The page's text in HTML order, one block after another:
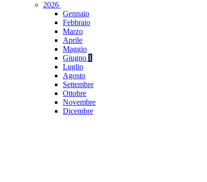
2026
Gennaio
Febbraio
Marzo
Aprile
Maggio
Giugno 1
Luglio
Agosto
Settembre
Ottobre
Novembre
Dicembre